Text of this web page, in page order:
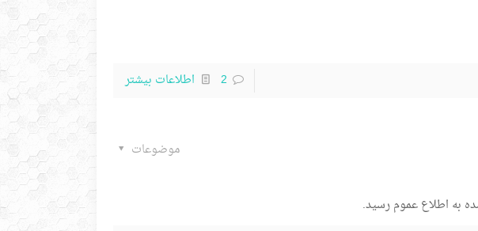
2 اطلاعات بیشتر
موضوعات
به اطلاع عموم رسید.